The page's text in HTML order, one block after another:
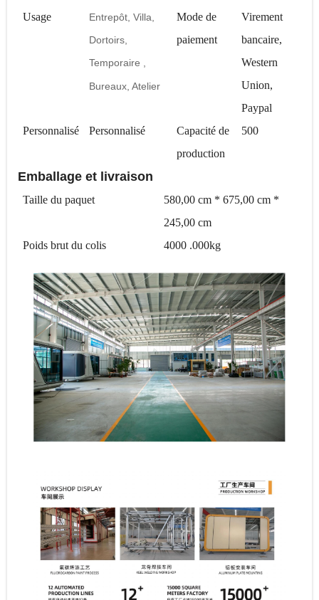
Usage
Entrepôt, Villa,
Dortoirs,
Temporaire ,
Bureaux, Atelier
Mode de
paiement
Virement
bancaire,
Western
Union,
Paypal
Personnalisé
Personnalisé
Capacité de
production
500
Emballage et livraison
Taille du paquet
580,00 cm * 675,00 cm *
245,00 cm
Poids brut du colis
4000 .000kg